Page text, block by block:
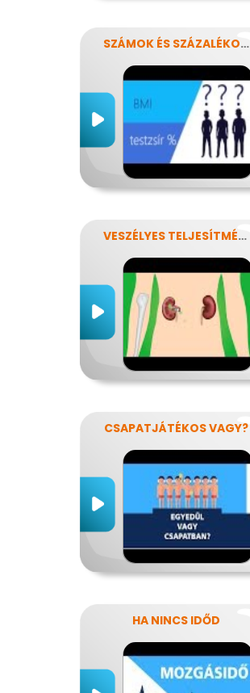
SZÁMOK ÉS SZÁZALÉKOK REJTELMEI
VESZÉLYES TELJESÍTMÉNY
CSAPATJÁTÉKOS VAGY?
HA NINCS IDŐD